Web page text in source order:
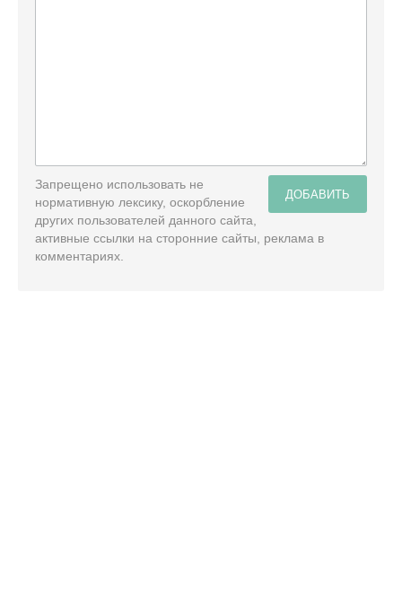
ДОБАВИТЬ
Запрещено использовать не
нормативную лексику, оскорбление
других пользователей данного сайта,
активные ссылки на сторонние сайты, реклама в
комментариях.